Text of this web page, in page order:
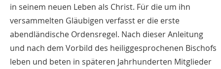
in seinem neuen Leben als Christ. Für die um ihn
versammelten Gläubigen verfasst er die erste
abendländische Ordensregel. Nach dieser Anleitung
und nach dem Vorbild des heiliggesprochenen Bischofs
leben und beten in späteren Jahrhunderten Mitglieder